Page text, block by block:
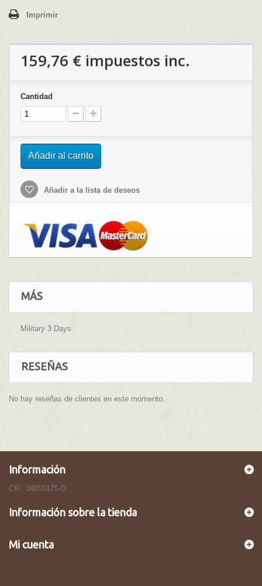
Imprimir
159,76 € impuestos inc.
Cantidad
Añadir al carrito
Añadir a la lista de deseos
MÁS
Military 3 Days
RESEÑAS
No hay reseñas de clientes en este momento.
Información
CIF: 34855175-D
Información sobre la tienda
Mi cuenta